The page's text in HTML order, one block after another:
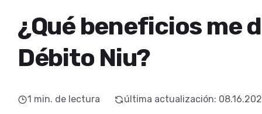
¿Qué beneficios me
Débito Niu?
1 min. de lectura última actualización: